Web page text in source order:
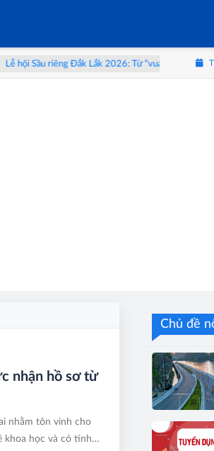
Sầu riêng Đắk Lắk 2026: Từ “vua trái cây” đến
nhận hồ sơ từ
nhằm tôn vinh cho
khoa học và có tính
Chủ đề